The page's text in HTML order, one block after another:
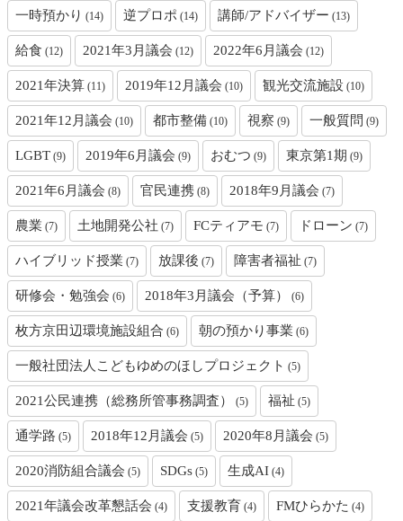
一時預かり (14) 逆プロポ (14) 講師/アドバイザー (13)
給食 (12) 2021年3月議会 (12) 2022年6月議会 (12)
2021年決算 (11) 2019年12月議会 (10) 観光交流施設 (10)
2021年12月議会 (10) 都市整備 (10) 視察 (9) 一般質問 (9)
LGBT (9) 2019年6月議会 (9) おむつ (9) 東京第1期 (9)
2021年6月議会 (8) 官民連携 (8) 2018年9月議会 (7)
農業 (7) 土地開発公社 (7) FCティアモ (7) ドローン (7)
ハイブリッド授業 (7) 放課後 (7) 障害者福祉 (7)
研修会・勉強会 (6) 2018年3月議会（予算） (6)
枚方京田辺環境施設組合 (6) 朝の預かり事業 (6)
一般社団法人こどもゆめのほしプロジェクト (5)
2021公民連携（総務所管事務調査） (5) 福祉 (5)
通学路 (5) 2018年12月議会 (5) 2020年8月議会 (5)
2020消防組合議会 (5) SDGs (5) 生成AI (4)
2021年議会改革懇話会 (4) 支援教育 (4) FMひらかた (4)